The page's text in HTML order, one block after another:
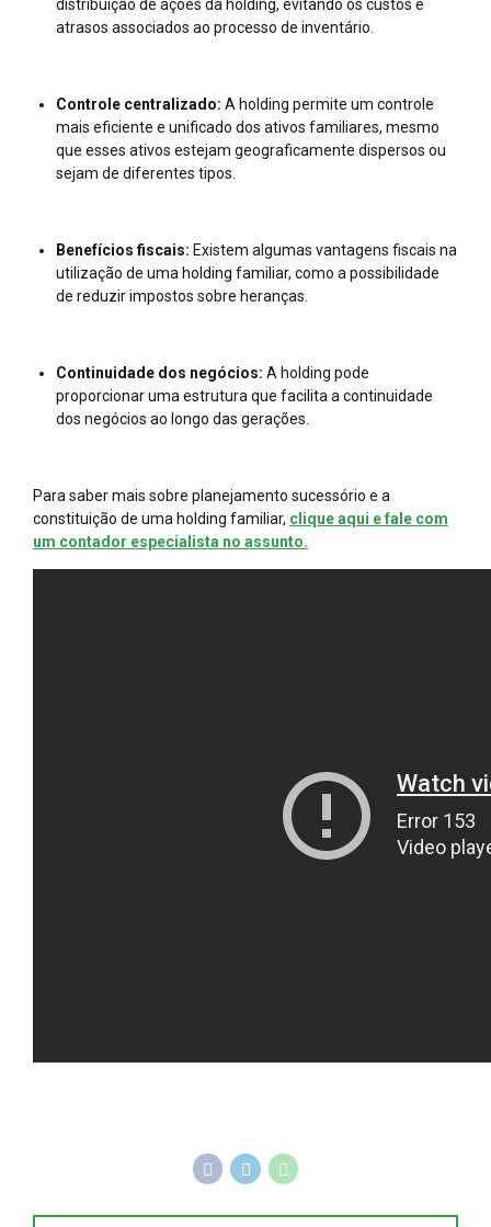
distribuição de ações da holding, evitando os custos e
atrasos associados ao processo de inventário.
Controle centralizado: A holding permite um controle
mais eficiente e unificado dos ativos familiares, mesmo
que esses ativos estejam geograficamente dispersos ou
sejam de diferentes tipos.
Benefícios fiscais: Existem algumas vantagens fiscais na
utilização de uma holding familiar, como a possibilidade
de reduzir impostos sobre heranças.
Continuidade dos negócios: A holding pode
proporcionar uma estrutura que facilita a continuidade
dos negócios ao longo das gerações.
Para saber mais sobre planejamento sucessório e a
constituição de uma holding familiar, clique aqui e fale com
um contador especialista no assunto.